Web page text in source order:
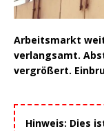
Arbeitsmarkt
verlangsamt.
vergrößert.
Hinweis: Dies